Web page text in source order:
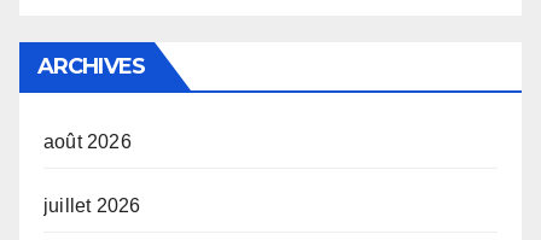
ARCHIVES
août 2026
juillet 2026